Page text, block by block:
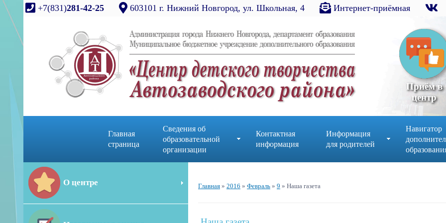
+7(831)281-42-25 603101 г. Нижний Новгород, ул. Школьная, 4 Интернет-приёмная
Приём в
центр
Главная
страница
Сведения об
образовательной
организации
Контактная
информация
Информация
для родителей
Навигатор
О центре Главная » 2016 » Февраль » 9 » Наша газета